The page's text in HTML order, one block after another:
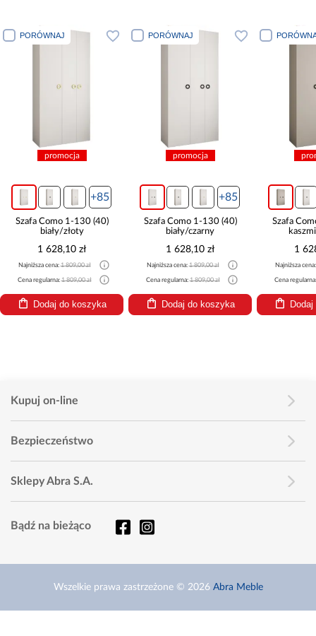
PORÓWNAJ
promocja
+85
Szafa Como 1-130 (40)
biały/złoty
1 628,10 zł
Najniższa cena:1 809,00 zł
Cena regularna:1 809,00 zł
Dodaj do koszyka
PORÓWNAJ
promocja
+85
Szafa Como 1-130 (40)
biały/czarny
1 628,10 zł
Najniższa cena:1 809,00 zł
Cena regularna:1 809,00 zł
Dodaj do koszyka
Szafa
1
Najniższa
Cena
Kupuj on-line
Bezpieczeństwo
Sklepy Abra S.A.
Bądź na bieżąco
Wszelkie prawa zastrzeżone © 2026 Abra Meble